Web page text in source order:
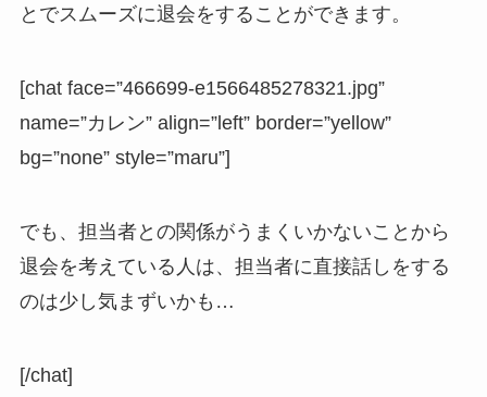
とでスムーズに退会をすることができます。
[chat face=”466699-e1566485278321.jpg”
name=”カレン” align=”left” border=”yellow”
bg=”none” style=”maru”]
でも、担当者との関係がうまくいかないことから
退会を考えている人は、担当者に直接話しをする
のは少し気まずいかも…
[/chat]